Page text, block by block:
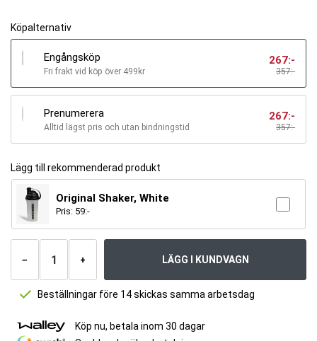
Köpalternativ
Engångsköp
Fri frakt vid köp över 499kr 357:-
267:-
Prenumerera
Alltid lägst pris och utan bindningstid 357:-
267:-
Lägg till rekommenderad produkt
Original Shaker, White
Pris: 59:-
−
Antal
+ LÄGG I KUNDVAGN
Beställningar före 14 skickas samma arbetsdag
Köp nu, betala inom 30 dagar